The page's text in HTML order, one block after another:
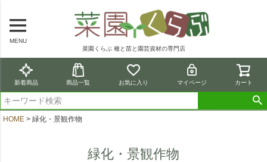
MENU
菜園くらぶ 種と苗と園芸資材の専門店
新着商品 商品一覧 お気に入り マイページ カート
HOME 緑化・景観作物
緑化・景観作物